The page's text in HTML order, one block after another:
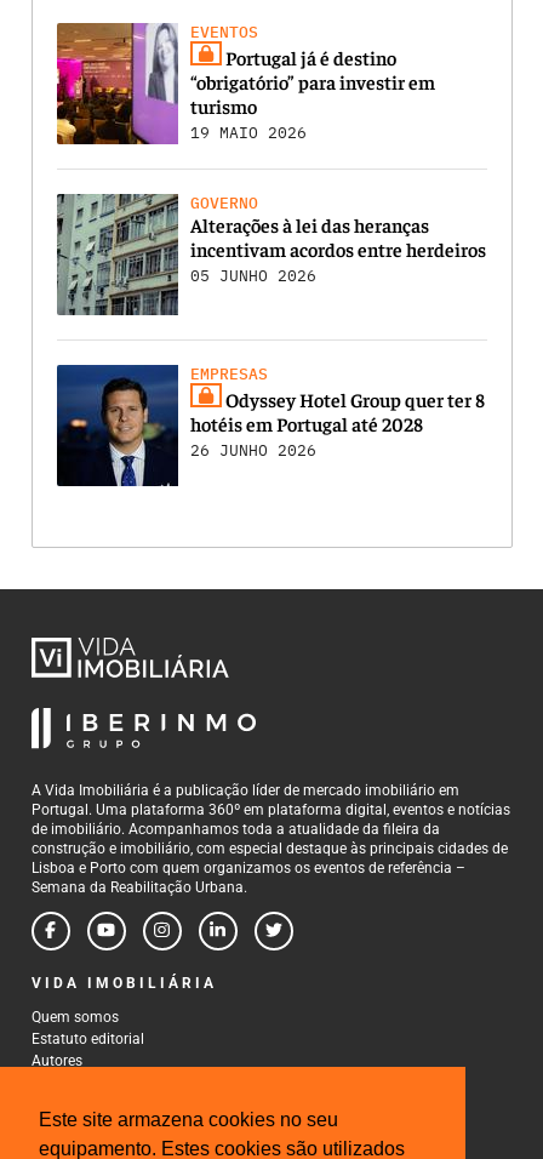
Este site armazena cookies no seu
equipamento. Estes cookies são utilizados
EVENTOS
Portugal já é destino
“obrigatório” para investir em
turismo
19 MAIO 2026
GOVERNO
Alterações à lei das heranças
incentivam acordos entre herdeiros
05 JUNHO 2026
EMPRESAS
Odyssey Hotel Group quer ter 8
hotéis em Portugal até 2028
26 JUNHO 2026
A Vida Imobiliária é a publicação líder de mercado imobiliário em
Portugal. Uma plataforma 360º em plataforma digital, eventos e notícias
de imobiliário. Acompanhamos toda a atualidade da fileira da
construção e imobiliário, com especial destaque às principais cidades de
Lisboa e Porto com quem organizamos os eventos de referência –
Semana da Reabilitação Urbana.
VIDA IMOBILIÁRIA
Quem somos
Estatuto editorial
Autores
CONTACTOS